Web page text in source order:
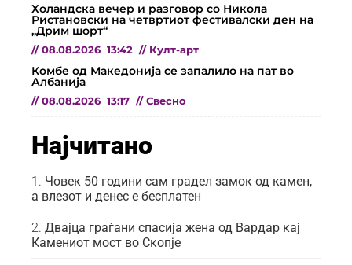
Холандска вечер и разговор со Никола
Ристановски на четвртиот фестивалски ден на
„Дрим шорт“
// 08.08.2026 13:42 // Култ-арт
Комбе од Македонија се запалило на пат во
Албанија
// 08.08.2026 13:17 // Свесно
Најчитано
Човек 50 години сам градел замок од камен,
а влезот и денес е бесплатен
Двајца граѓани спасија жена од Вардар кај
Камениот мост во Скопје